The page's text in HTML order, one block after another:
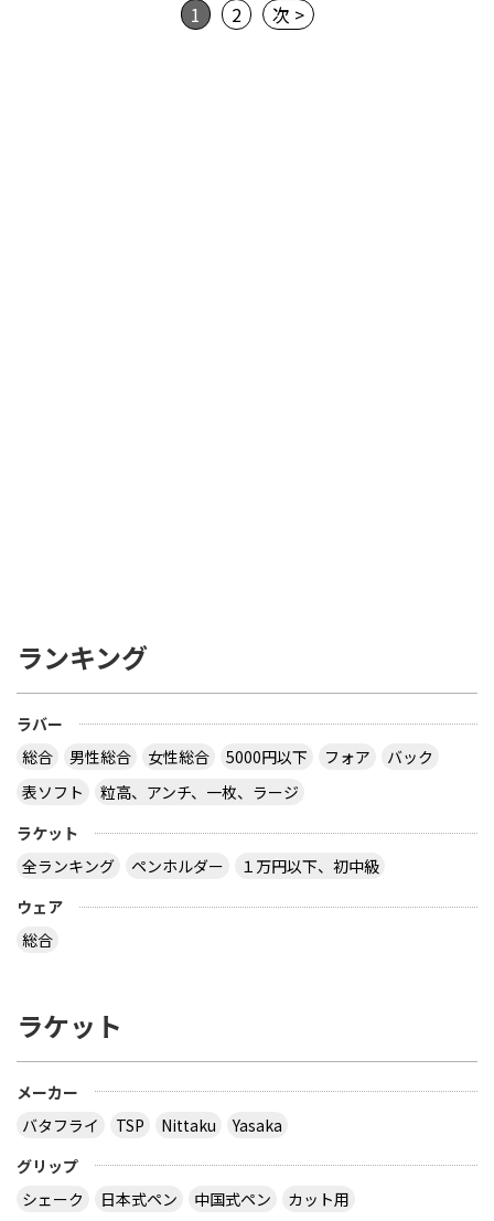
1 2 次 >
ランキング
ラバー
総合
男性総合 女性総合 5000円以下 フォア
バック
表ソフト
粒高、アンチ、一枚、ラージ
ラケット
全ランキング
ペンホルダー
１万円以下、初中級
ウェア
総合
ラケット
メーカー
バタフライ
TSP Nittaku
Yasaka
グリップ
シェーク
日本式ペン 中国式ペン
カット用